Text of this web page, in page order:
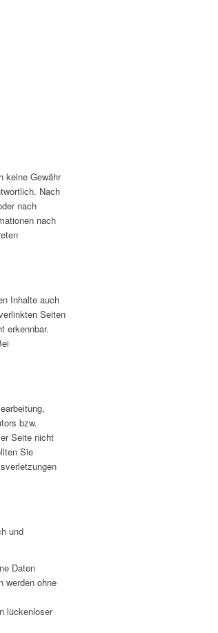
keine Gewähr
Nach
nach
nach
Inhalte auch
Seiten
erkennbar.
bzw.
Seite nicht
Sie
und
Daten
werden ohne
lückenloser